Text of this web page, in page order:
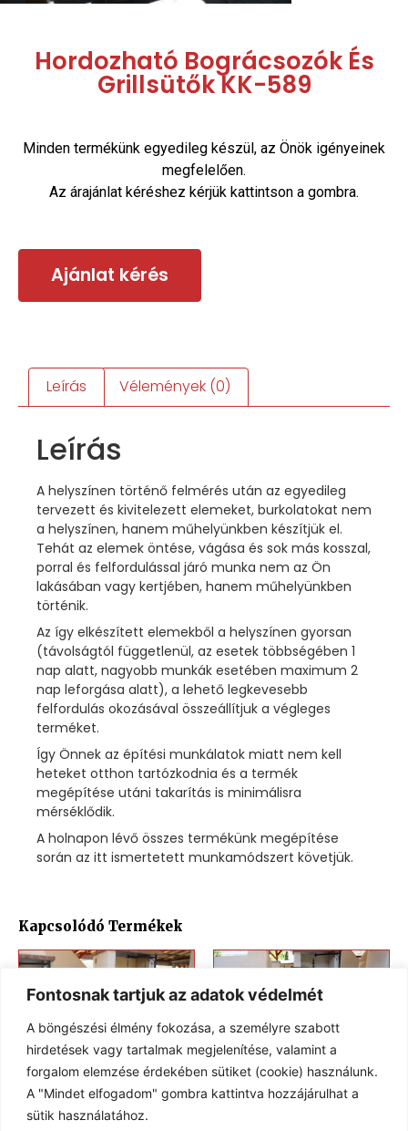
Fontosnak tartjuk az adatok védelmét
A böngészési élmény fokozása, a személyre szabott
hirdetések vagy tartalmak megjelenítése, valamint a
forgalom elemzése érdekében sütiket (cookie) használunk.
A "Mindet elfogadom" gombra kattintva hozzájárulhat a
sütik használatához.
Hordozható Bográcsozók És
Grillsütők KK-589
Minden termékünk egyedileg készül, az Önök igényeinek
megfelelően.
Az árajánlat kéréshez kérjük kattintson a gombra.
Ajánlat kérés
Leírás Vélemények (0)
Leírás
A helyszínen történő felmérés után az egyedileg
tervezett és kivitelezett elemeket, burkolatokat nem
a helyszínen, hanem műhelyünkben készítjük el.
Tehát az elemek öntése, vágása és sok más kosszal,
porral és felfordulással járó munka nem az Ön
lakásában vagy kertjében, hanem műhelyünkben
történik.
Az így elkészített elemekből a helyszínen gyorsan
(távolságtól függetlenül, az esetek többségében 1
nap alatt, nagyobb munkák esetében maximum 2
nap leforgása alatt), a lehető legkevesebb
felfordulás okozásával összeállítjuk a végleges
terméket.
Így Önnek az építési munkálatok miatt nem kell
heteket otthon tartózkodnia és a termék
megépítése utáni takarítás is minimálisra
mérséklődik.
A holnapon lévő összes termékünk megépítése
során az itt ismertetett munkamódszert követjük.
Kapcsolódó Termékek